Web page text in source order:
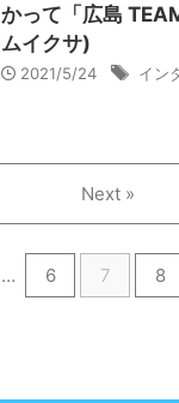
かって「広島
ムイクサ)
2021/5/24 イン
… 6 7 8
Next »